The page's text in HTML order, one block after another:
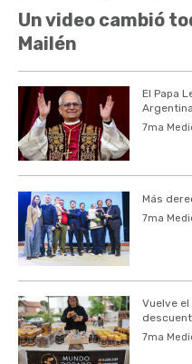
Un video cambió
Mailén
El Papa
Argentina
7ma
Más
7ma
Vuelve
7ma